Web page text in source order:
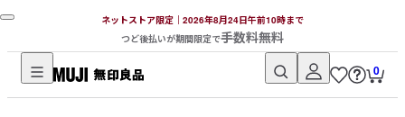
ネットストア限定｜2026年8月24日午前10時まで
つど後払いが期間限定で手数料無料
無
0